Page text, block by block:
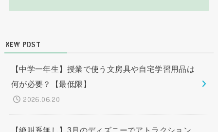
NEW POST
【中学一年生】授業で使う文房具や自宅学習用品は
何が必要？【最低限】
2026.06.20